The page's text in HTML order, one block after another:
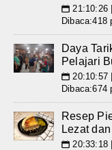
📅 21:10:26
Dibaca:418
Daya
Pelajari
📅 20:10:57
Dibaca:674
Resep
Lezat
📅 20:33:18